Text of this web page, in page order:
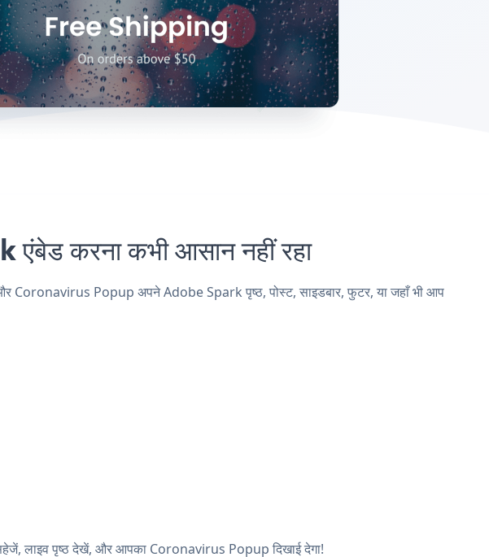
करना कभी आसान नहीं रहा
Popup अपने Adobe Spark पृष्ठ, पोस्ट, साइडबार, फुटर, या जहाँ भी आप
लाइव पृष्ठ देखें, और आपका Coronavirus Popup दिखाई देगा!